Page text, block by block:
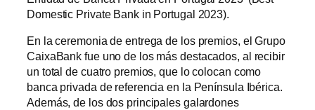
Domestic Private Bank in Portugal 2023).
En la ceremonia de entrega de los premios, el Grupo
CaixaBank fue uno de los más destacados, al recibir
un total de cuatro premios, que lo colocan como
banca privada de referencia en la Península Ibérica.
Además, de los dos principales galardones